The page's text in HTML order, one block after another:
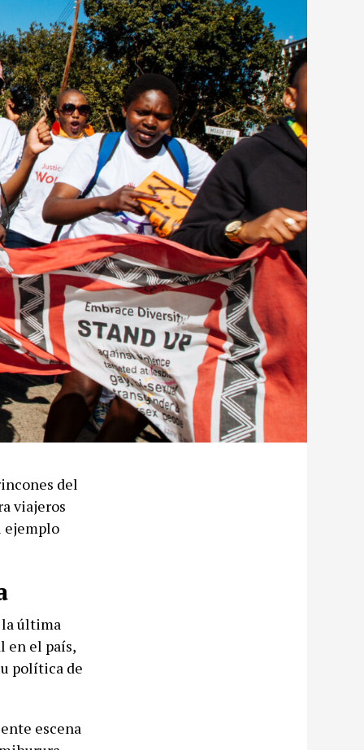
del
viajeros
ejemplo
la última
en el país,
política de
escena